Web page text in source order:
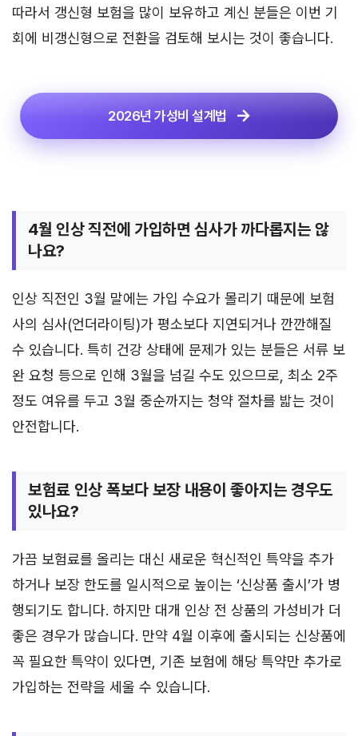
따라서 갱신형 보험을 많이 보유하고 계신 분들은 이번 기
회에 비갱신형으로 전환을 검토해 보시는 것이 좋습니다.
2026년 가성비 설계법
4월 인상 직전에 가입하면 심사가 까다롭지는 않
나요?
인상 직전인 3월 말에는 가입 수요가 몰리기 때문에 보험
사의 심사(언더라이팅)가 평소보다 지연되거나 깐깐해질
수 있습니다. 특히 건강 상태에 문제가 있는 분들은 서류 보
완 요청 등으로 인해 3월을 넘길 수도 있으므로, 최소 2주
정도 여유를 두고 3월 중순까지는 청약 절차를 밟는 것이
안전합니다.
보험료 인상 폭보다 보장 내용이 좋아지는 경우도
있나요?
가끔 보험료를 올리는 대신 새로운 혁신적인 특약을 추가
하거나 보장 한도를 일시적으로 높이는 ‘신상품 출시’가 병
행되기도 합니다. 하지만 대개 인상 전 상품의 가성비가 더
좋은 경우가 많습니다. 만약 4월 이후에 출시되는 신상품에
꼭 필요한 특약이 있다면, 기존 보험에 해당 특약만 추가로
가입하는 전략을 세울 수 있습니다.